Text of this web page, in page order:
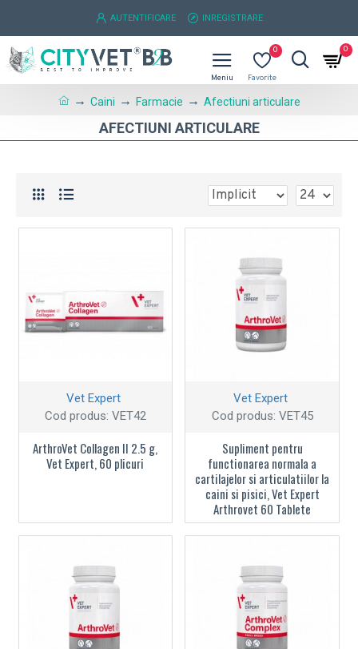
AUTENTIFICARE INREGISTRARE
0 0
Caini Farmacie Afectiuni articulare
AFECTIUNI ARTICULARE
Vet Expert
Cod produs: VET42
ArthroVet Collagen II 2.5 g,
Vet Expert, 60 plicuri
Vet Expert
Cod produs: VET45
Supliment pentru
functionarea normala a
cartilajelor si articulatiilor la
caini si pisici, Vet Expert
Arthrovet 60 Tablete